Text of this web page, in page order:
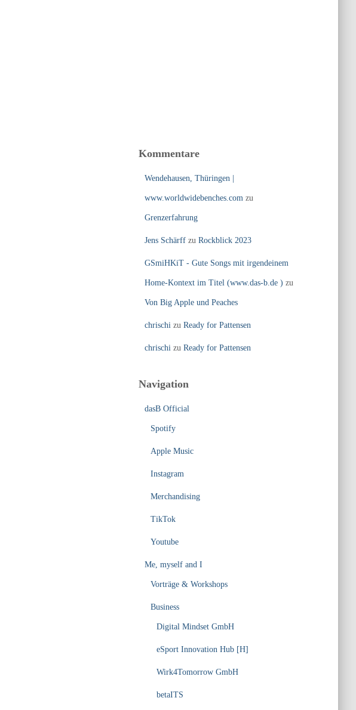
Kommentare
Wendehausen, Thüringen |
www.worldwidebenches.com zu
Grenzerfahrung
Jens Schärffzu Rockblick 2023
GSmiHKiT - Gute Songs mit irgendeinem
Home-Kontext im Titel (www.das-b.de ) zu
Von Big Apple und Peaches
chrischi zu Ready for Pattensen
chrischi zu Ready for Pattensen
Navigation
dasB Official
Spotify
Apple Music
Instagram
Merchandising
TikTok
Youtube
Me, myself and I
Vorträge & Workshops
Business
Digital Mindset GmbH
eSport Innovation Hub [H]
Wirk4Tomorrow GmbH
betaITS